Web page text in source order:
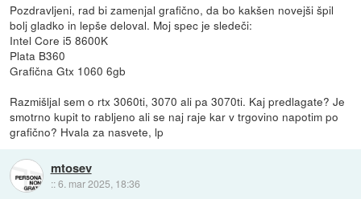
Pozdravljeni, rad bi zamenjal grafično, da bo kakšen novejši špil
bolj gladko in lepše deloval. Moj spec je sledeči:
Intel Core i5 8600K
Plata B360
Grafična Gtx 1060 6gb
Razmišljal sem o rtx 3060ti, 3070 ali pa 3070ti. Kaj predlagate? Je
smotrno kupit to rabljeno ali se naj raje kar v trgovino napotim po
grafično? Hvala za nasvete, lp
mtosev
::6. mar 2025, 18:36